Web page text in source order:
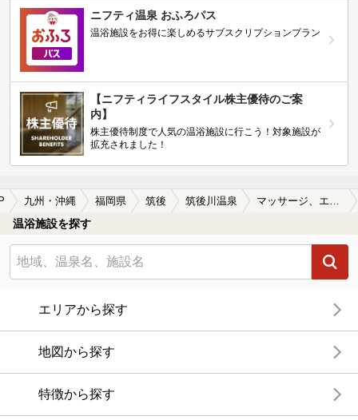
ニフティ温泉 おふろパス
温浴施設をお得に楽しめるサブスクリプションプラン
【ニフティライフスタイル株主優待のご案
内】
株主優待制度で人気の温浴施設に行こう！対象施設が
拡充されました！
九州・沖縄 福岡県 筑後 筑後川温泉 マッサージ、エステがある筑後川温泉の温泉、日帰り温泉、スーパー銭湯おすすめ
温浴施設を探す
エリアから探す
地図から探す
特徴から探す